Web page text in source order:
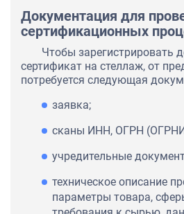
Документация для
сертификационных
Чтобы зарегистрировать
сертификат на стеллаж, от
потребуется следующая
заявка;
сканы ИНН, ОГРН
учредительные
техническое описание
параметры товара,